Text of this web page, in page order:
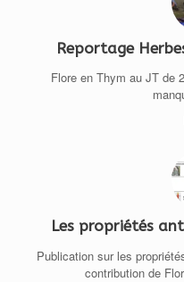
Reportage
Flore en Thym au JT de
Les propriétés
Publication sur les
contribution de